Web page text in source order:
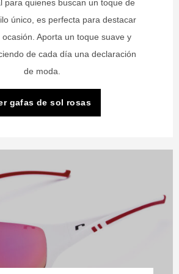
para quienes buscan un toque de
único, es perfecta para destacar
Aporta un toque suave y
de cada día una declaración
de moda.
gafas de sol rosas